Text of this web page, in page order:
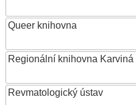
Queer knihovna
Regionální knihovna Karviná
Revmatologický ústav